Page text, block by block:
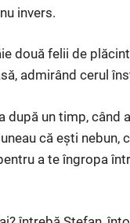
invers.
două felii de
admirând cerul
după un timp, când
că ești nebun,
a te îngropa